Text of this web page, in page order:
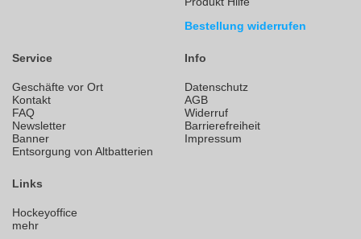
Bestellung widerrufen
Service
Geschäfte vor Ort
Kontakt
FAQ
Newsletter
Banner
Entsorgung von Altbatterien
Info
Datenschutz
AGB
Widerruf
Barrierefreiheit
Impressum
Links
Hockeyoffice
mehr